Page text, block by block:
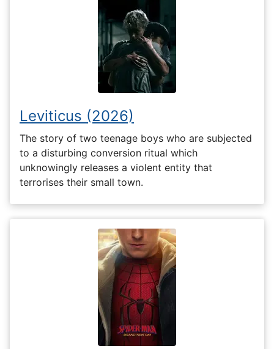
Leviticus (2026)
The story of two teenage boys who are subjected
to a disturbing conversion ritual which
unknowingly releases a violent entity that
terrorises their small town.